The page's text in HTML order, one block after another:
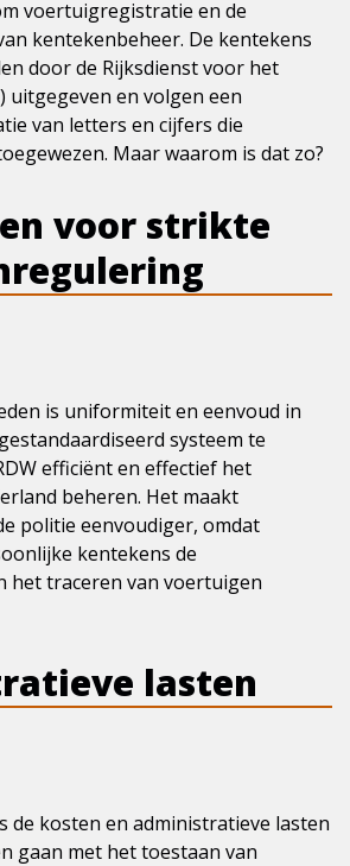
voertuigregistratie en de
kentekenbeheer. De kentekens
door de Rijksdienst voor het
uitgegeven en volgen een
van letters en cijfers die
Maar waarom is dat zo?
voor strikte
is uniformiteit en eenvoud in
systeem te
efficiënt en effectief het
beheren. Het maakt
politie eenvoudiger, omdat
kentekens de
het traceren van voertuigen
lasten
de kosten en administratieve lasten
gaan met het toestaan van